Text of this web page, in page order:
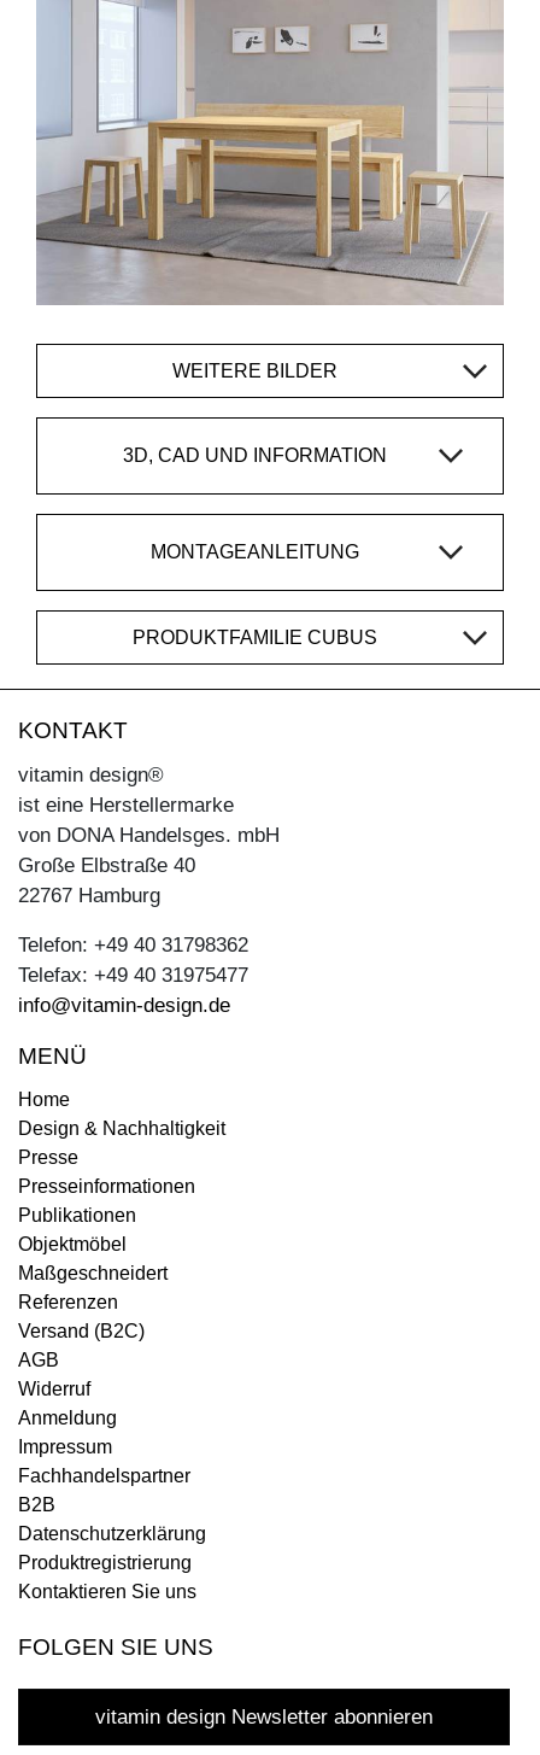
WEITERE BILDER
3D, CAD UND INFORMATION
MONTAGEANLEITUNG
PRODUKTFAMILIE CUBUS
KONTAKT
vitamin design®
ist eine Herstellermarke
von DONA Handelsges. mbH
Große Elbstraße 40
22767 Hamburg
Telefon: +49 40 31798362
Telefax: +49 40 31975477
info@vitamin-design.de
MENÜ
Home
Design & Nachhaltigkeit
Presse
Presseinformationen
Publikationen
Objektmöbel
Maßgeschneidert
Referenzen
Versand (B2C)
AGB
Widerruf
Anmeldung
Impressum
Fachhandelspartner
B2B
Datenschutzerklärung
Produktregistrierung
Kontaktieren Sie uns
FOLGEN SIE UNS
vitamin design Newsletter abonnieren